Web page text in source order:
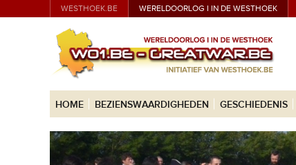
WESTHOEK.BE WERELDOORLOG I IN DE WESTHOEK
HOME BEZIENSWAARDIGHEDEN GESCHIEDENIS